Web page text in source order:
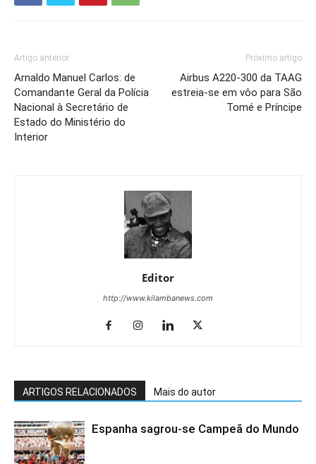
Artigo anterior
Arnaldo Manuel Carlos: de
Comandante Geral da Polícia
Nacional à Secretário de
Estado do Ministério do
Interior
Próximo artigo
Airbus A220-300 da TAAG
estreia-se em vôo para São
Tomé e Príncipe
Editor
http://www.kilambanews.com
ARTIGOS RELACIONADOS Mais do autor
Espanha sagrou-se Campeã do Mundo